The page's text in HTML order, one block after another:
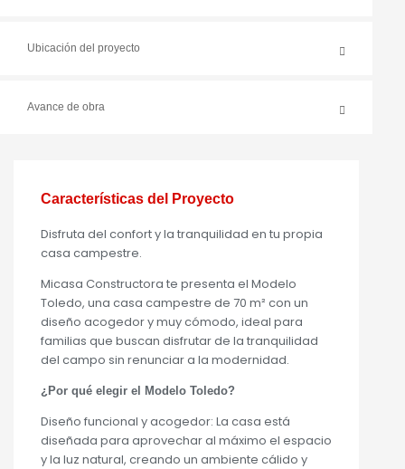
Ubicación del proyecto
Avance de obra
Características del Proyecto
Disfruta del confort y la tranquilidad en tu propia
casa campestre.
Micasa Constructora te presenta el Modelo
Toledo, una casa campestre de 70 m² con un
diseño acogedor y muy cómodo, ideal para
familias que buscan disfrutar de la tranquilidad
del campo sin renunciar a la modernidad.
¿Por qué elegir el Modelo Toledo?
Diseño funcional y acogedor: La casa está
diseñada para aprovechar al máximo el espacio
y la luz natural, creando un ambiente cálido y